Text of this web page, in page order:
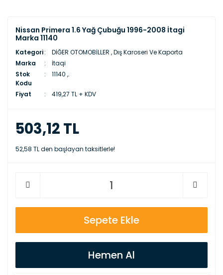
Nissan Primera 1.6 Yağ Çubuğu 1996-2008 İtagi
Marka 11140
Kategori DİĞER OTOMOBİLLER ,Dış Karoseri Ve Kaporta
Marka
İtaqi
Stok
Kodu
11140 ,.
Fiyat 419,27 TL + KDV
503,12 TL
52,58 TL den başlayan taksitlerle!
Sepete Ekle
Hemen Al